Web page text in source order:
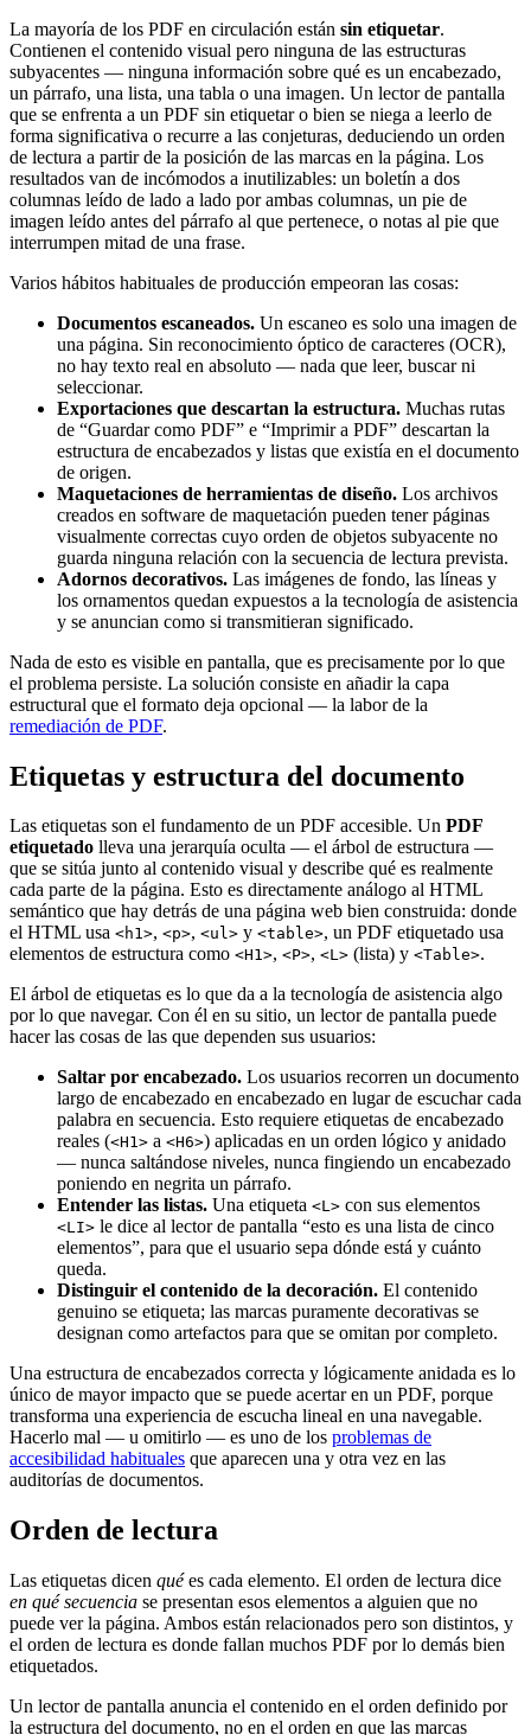
La mayoría de los PDF en circulación están sin etiquetar.
Contienen el contenido visual pero ninguna de las estructuras
subyacentes — ninguna información sobre qué es un encabezado,
un párrafo, una lista, una tabla o una imagen. Un lector de pantalla
que se enfrenta a un PDF sin etiquetar o bien se niega a leerlo de
forma significativa o recurre a las conjeturas, deduciendo un orden
de lectura a partir de la posición de las marcas en la página. Los
resultados van de incómodos a inutilizables: un boletín a dos
columnas leído de lado a lado por ambas columnas, un pie de
imagen leído antes del párrafo al que pertenece, o notas al pie que
interrumpen mitad de una frase.
Varios hábitos habituales de producción empeoran las cosas:
Documentos escaneados. Un escaneo es solo una imagen de
una página. Sin reconocimiento óptico de caracteres (OCR),
no hay texto real en absoluto — nada que leer, buscar ni
seleccionar.
Exportaciones que descartan la estructura. Muchas rutas
de “Guardar como PDF” e “Imprimir a PDF” descartan la
estructura de encabezados y listas que existía en el documento
de origen.
Maquetaciones de herramientas de diseño. Los archivos
creados en software de maquetación pueden tener páginas
visualmente correctas cuyo orden de objetos subyacente no
guarda ninguna relación con la secuencia de lectura prevista.
Adornos decorativos. Las imágenes de fondo, las líneas y
los ornamentos quedan expuestos a la tecnología de asistencia
y se anuncian como si transmitieran significado.
Nada de esto es visible en pantalla, que es precisamente por lo que
el problema persiste. La solución consiste en añadir la capa
estructural que el formato deja opcional — la labor de la
remediación de PDF.
Etiquetas y estructura del documento
Las etiquetas son el fundamento de un PDF accesible. Un PDF
etiquetado lleva una jerarquía oculta — el árbol de estructura —
que se sitúa junto al contenido visual y describe qué es realmente
cada parte de la página. Esto es directamente análogo al HTML
semántico que hay detrás de una página web bien construida: donde
el HTML usa <h1>, <p>, <ul> y <table>, un PDF etiquetado usa
elementos de estructura como <H1>, <P>, <L> (lista) y <Table>.
El árbol de etiquetas es lo que da a la tecnología de asistencia algo
por lo que navegar. Con él en su sitio, un lector de pantalla puede
hacer las cosas de las que dependen sus usuarios:
Saltar por encabezado. Los usuarios recorren un documento
largo de encabezado en encabezado en lugar de escuchar cada
palabra en secuencia. Esto requiere etiquetas de encabezado
reales (<H1> a <H6>) aplicadas en un orden lógico y anidado
— nunca saltándose niveles, nunca fingiendo un encabezado
poniendo en negrita un párrafo.
Entender las listas. Una etiqueta <L> con sus elementos
<LI> le dice al lector de pantalla “esto es una lista de cinco
elementos”, para que el usuario sepa dónde está y cuánto
queda.
Distinguir el contenido de la decoración. El contenido
genuino se etiqueta; las marcas puramente decorativas se
designan como artefactos para que se omitan por completo.
Una estructura de encabezados correcta y lógicamente anidada es lo
único de mayor impacto que se puede acertar en un PDF, porque
transforma una experiencia de escucha lineal en una navegable.
Hacerlo mal — u omitirlo — es uno de los problemas de
accesibilidad habituales que aparecen una y otra vez en las
auditorías de documentos.
Orden de lectura
Las etiquetas dicen quées cada elemento. El orden de lectura dice
en qué secuencia se presentan esos elementos a alguien que no
puede ver la página. Ambos están relacionados pero son distintos, y
el orden de lectura es donde fallan muchos PDF por lo demás bien
etiquetados.
Un lector de pantalla anuncia el contenido en el orden definido por
la estructura del documento, no en el orden en que las marcas